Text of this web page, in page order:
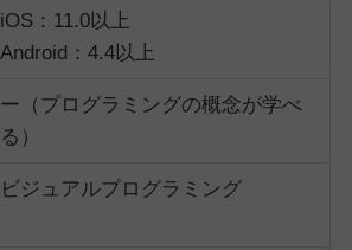
iOS：11.0以上
Android：4.4以上
ー（プログラミングの概念が学べ
る）
ビジュアルプログラミング